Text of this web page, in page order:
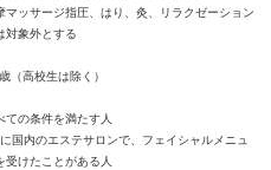
マッサージ指圧、はり、灸、リラクゼーション
対象外とする
（高校生は除く）
ての条件を満たす人
国内のエステサロンで、フェイシャルメニュ
受けたことがある人